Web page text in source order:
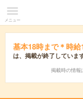
メニュー
基本18時まで＊時
は、掲載が終了していま
掲載時の情報